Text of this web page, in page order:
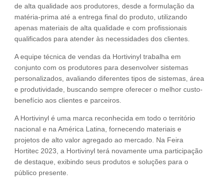
de alta qualidade aos produtores, desde a formulação da
matéria-prima até a entrega final do produto, utilizando
apenas materiais de alta qualidade e com profissionais
qualificados para atender às necessidades dos clientes.
A equipe técnica de vendas da Hortivinyl trabalha em
conjunto com os produtores para desenvolver sistemas
personalizados, avaliando diferentes tipos de sistemas, área
e produtividade, buscando sempre oferecer o melhor custo-
benefício aos clientes e parceiros.
A Hortivinyl é uma marca reconhecida em todo o território
nacional e na América Latina, fornecendo materiais e
projetos de alto valor agregado ao mercado. Na Feira
Hortitec 2023, a Hortivinyl terá novamente uma participação
de destaque, exibindo seus produtos e soluções para o
público presente.